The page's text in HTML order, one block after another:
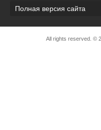
Полная версия сайта
All rights reserved. ©